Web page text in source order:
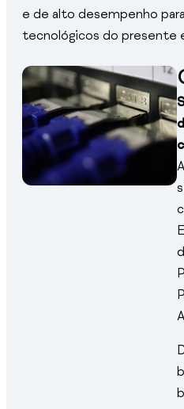
e de alto desempenho
tecnológicos do presente